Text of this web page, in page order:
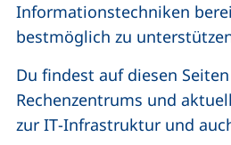
Informationstechniken
bestmöglich zu
Du findest auf diesen
Rechenzentrums und
zur IT-Infrastruktur und